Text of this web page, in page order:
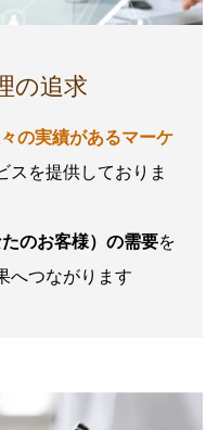
の追求
の実績があるマーケ
スを提供しておりま
のお客様）の需要を
へつながります